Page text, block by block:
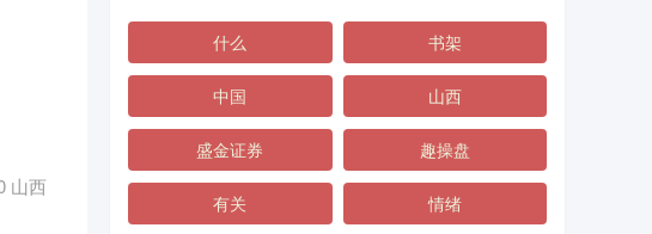
山西
什么 书架
中国 山西
盛金证券 趣操盘
有关 情绪